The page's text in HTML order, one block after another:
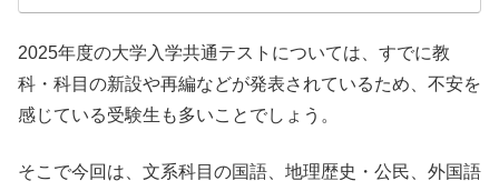
2025年度の大学入学共通テストについては、すでに教
科・科目の新設や再編などが発表されているため、不安を
感じている受験生も多いことでしょう。
そこで今回は、文系科目の国語、地理歴史・公民、外国語